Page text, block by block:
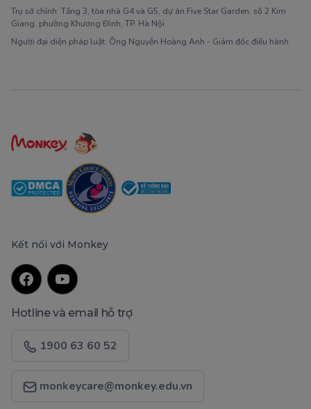
Trụ sở chính: Tầng 3, tòa nhà G4 và G5, dự án Five Star Garden, số 2 Kim
Giang, phường Khương Đình, TP. Hà Nội
Người đại diện pháp luật: Ông Nguyễn Hoàng Anh - Giám đốc điều hành
Kết nối với Monkey
Hotline và email hỗ trợ
1900 63 60 52
monkeycare@monkey.edu.vn